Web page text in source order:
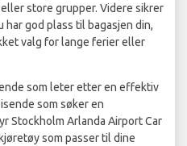
store grupper. Videre sikrer
god plass til bagasjen din,
valg for lange ferier eller
som leter etter en effektiv
som søker en
Stockholm Arlanda Airport Car
som passer til dine